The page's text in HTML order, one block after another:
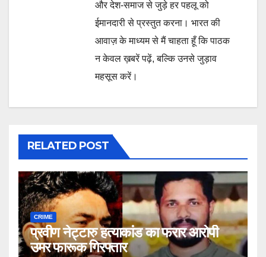
और देश-समाज से जुड़े हर पहलू को
ईमानदारी से प्रस्तुत करना। भारत की
आवाज़ के माध्यम से मैं चाहता हूँ कि पाठक
न केवल ख़बरें पढ़ें, बल्कि उनसे जुड़ाव
महसूस करें।
RELATED POST
CRIME
प्रवीण नेट्टारु हत्याकांड का फरार आरोपी
उमर फारूक गिरफ्तार